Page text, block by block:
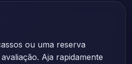
ou uma reserva
Aja rapidamente